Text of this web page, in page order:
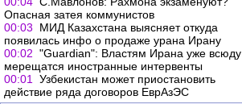
Опасная затея коммунистов
00:03
МИД Казахстана выясняет откуда
появилась инфо о продаже урана Ирану
00:02 "Guardian": Властям Ирана уже всюду
мерещатся иностранные интервенты
00:01
Узбекистан может приостановить
действие ряда договоров ЕврАзЭС